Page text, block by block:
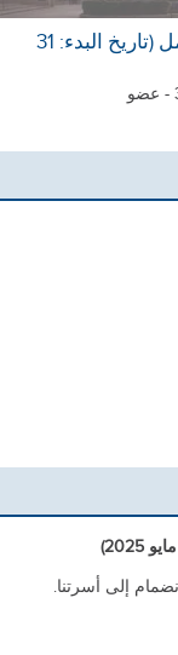
مطلوب مساعد بدوام كامل (تاريخ البدء: 31
إلى أسرتنا.